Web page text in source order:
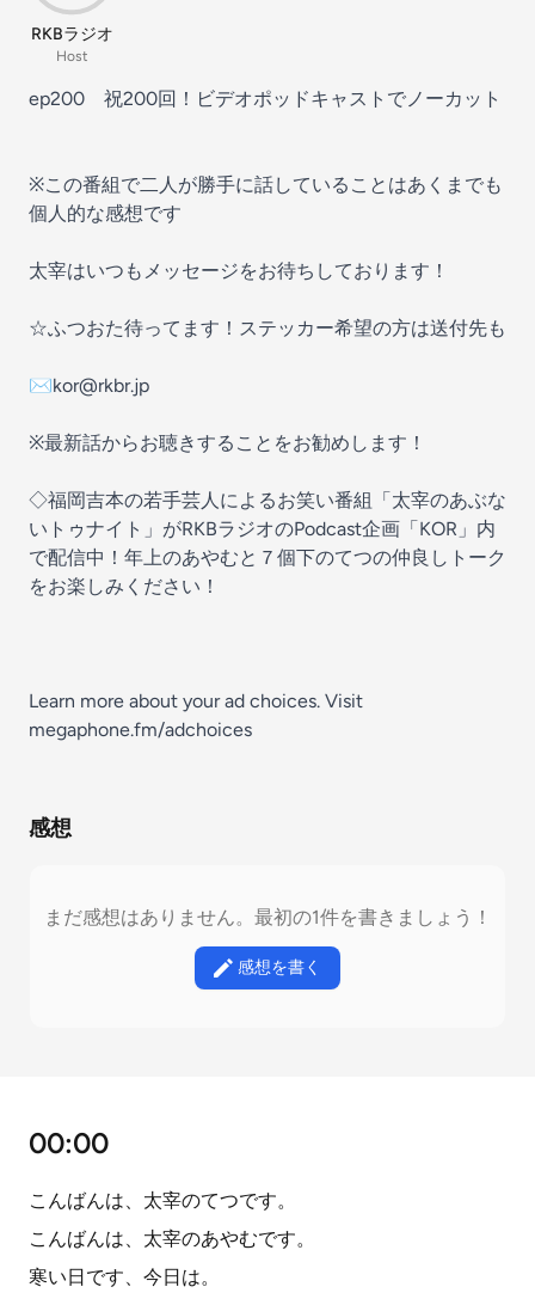
RKBラジオ
Host
ep200 祝200回！ビデオポッドキャストでノーカット
※この番組で二人が勝手に話していることはあくまでも
個人的な感想です
太宰はいつもメッセージをお待ちしております！
☆ふつおた待ってます！ステッカー希望の方は送付先も
✉kor@rkbr.jp
※最新話からお聴きすることをお勧めします！
◇福岡吉本の若手芸人によるお笑い番組「太宰のあぶな
いトゥナイト」がRKBラジオのPodcast企画「KOR」内
で配信中！年上のあやむと７個下のてつの仲良しトーク
をお楽しみください！
Learn more about your ad choices. Visit
megaphone.fm/adchoices
感想
まだ感想はありません。最初の1件を書きましょう！
感想を書く
00:00
こんばんは、太宰のてつです。
こんばんは、太宰のあやむです。
寒い日です、今日は。